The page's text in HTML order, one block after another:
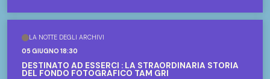
LA NOTTE DEGLI ARCHIVI
05 GIUGNO 18:30
DESTINATO AD ESSERCI : LA STRAORDINARIA STORIA
DEL FONDO FOTOGRAFICO TAM GRI